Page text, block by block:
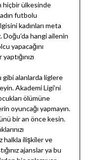
hiçbir ülkesinde
futbolu
kadınları meta
Doğu’da hangi ailenin
yapacağını
alanlarda liglere
Akademi Ligi’ni
ölümüne
oyuncağı yapmayın.
bir an önce kesin.
halkla ilişkiler ve
ajanslar ya bu